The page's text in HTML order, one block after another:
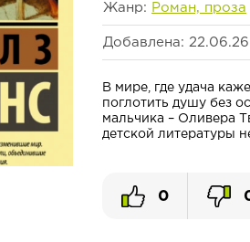
Жанр: Роман, проза
Добавлена: 22.06.26
В мире, где удача
поглотить душу без
мальчика – Оливера
детской литературы
0